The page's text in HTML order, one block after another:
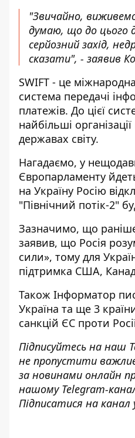
"Звичайно,
думаю, що до цього
серйозний захід,
сказати", - заявив
SWIFT - це
система передачі
платежів. До цієї
найбільші
державах світу.
Нагадаємо, у
Європарламенту
на Україну Росію
"Північний потік-2"
Зазначимо, що
заявив, що Росія
сили», тому для
підтримка США,
Також Інформатор
Україна та ще 3
санкцій ЄС проти
Підписуйтесь на наш
не пропустити
за новинами онлайн
нашому Telegram-
Підписатися на